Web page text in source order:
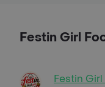
Festin Girl
Festin